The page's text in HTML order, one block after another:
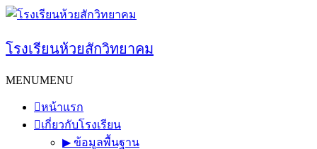
Skip
โรงเรียนห้วยสักวิทยาคม
MENUMENU
หน้าแรก
เกี่ยวกับโรงเรียน
▶︎ ข้อมูลพื้นฐาน